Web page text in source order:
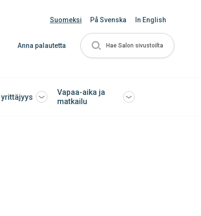
Suomeksi På Svenska In English
Anna palautetta Hae Salon sivustoilta
Avaa
Vapaa-aika ja
matkailu
Avaa